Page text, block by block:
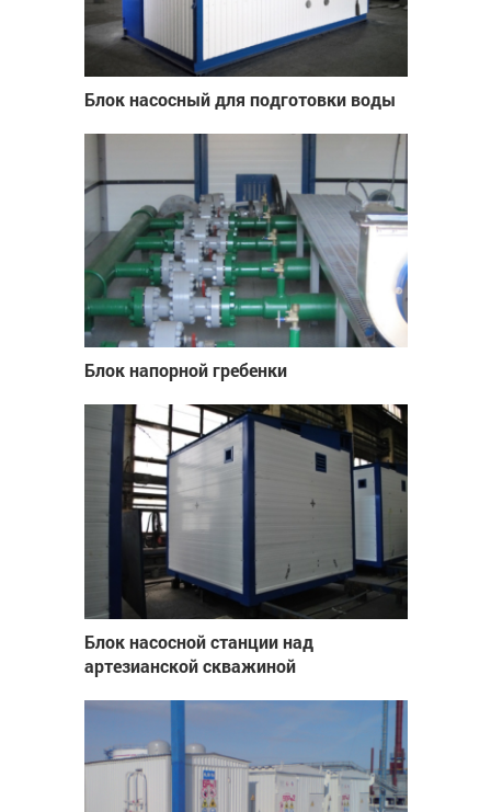
Блок насосный для подготовки воды
Блок напорной гребенки
Блок насосной станции над
артезианской скважиной